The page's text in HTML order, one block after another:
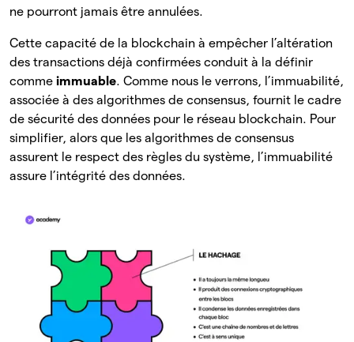
ne pourront jamais être annulées.
Cette capacité de la blockchain à empêcher l’altération
des transactions déjà confirmées conduit à la définir
comme immuable. Comme nous le verrons, l’immuabilité,
associée à des algorithmes de consensus, fournit le cadre
de sécurité des données pour le réseau blockchain. Pour
simplifier, alors que les algorithmes de consensus
assurent le respect des règles du système, l’immuabilité
assure l’intégrité des données.